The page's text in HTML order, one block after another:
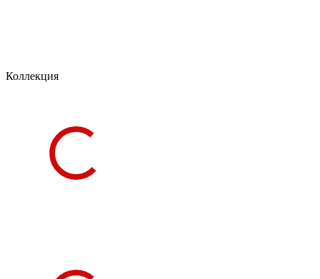
Коллекция